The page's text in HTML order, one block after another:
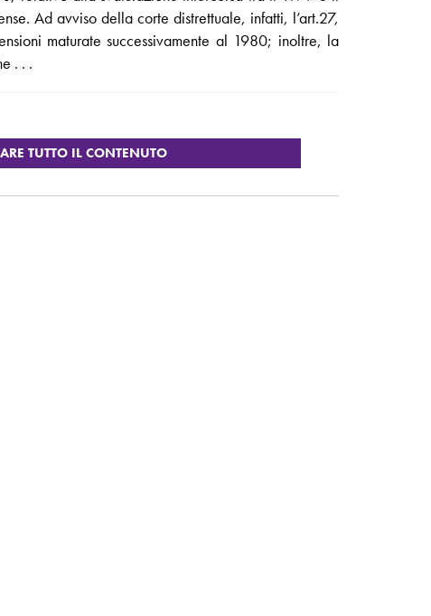
Ad avviso della corte distrettuale, infatti, l’art.27,
maturate successivamente al 1980; inoltre, la
. . .